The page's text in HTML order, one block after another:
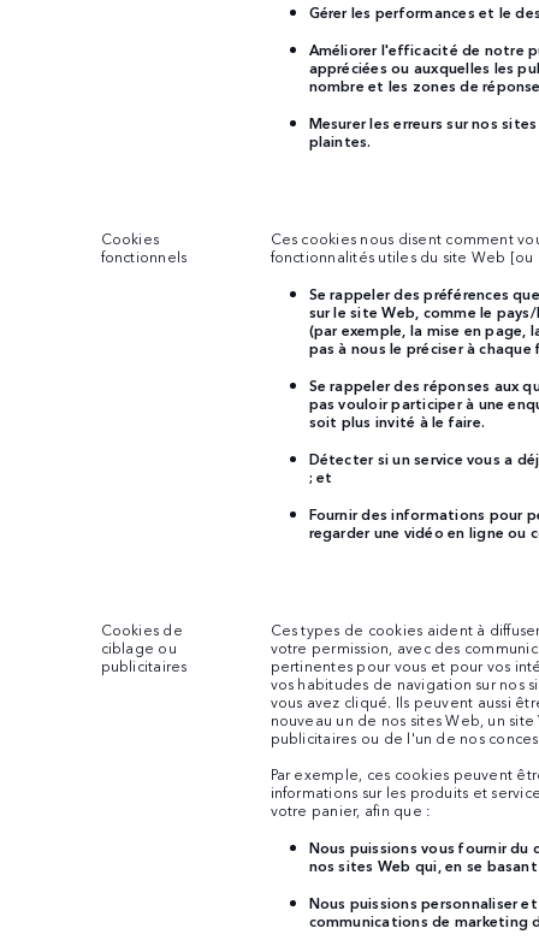
Gérer les performances et le
Améliorer l'efficacité de notre
appréciées ou auxquelles les
nombre et les zones de
Mesurer les erreurs sur nos
plaintes.
Cookies
fonctionnels
Ces cookies nous disent comment
fonctionnalités utiles du site Web
Se rappeler des préférences
sur le site Web, comme le
(par exemple, la mise en page,
pas à nous le préciser à
Se rappeler des réponses aux
pas vouloir participer à une
soit plus invité à le faire.
Détecter si un service vous a
; et
Fournir des informations pour
regarder une vidéo en ligne ou
Cookies de
ciblage ou
publicitaires
Ces types de cookies aident à
votre permission, avec des
pertinentes pour vous et pour vos
vos habitudes de navigation sur nos
vous avez cliqué. Ils peuvent aussi
nouveau un de nos sites Web, un
publicitaires ou de l'un de nos
Par exemple, ces cookies peuvent
informations sur les produits et
votre panier, afin que :
Nous puissions vous fournir
nos sites Web qui, en se
Nous puissions personnaliser
communications de marketing